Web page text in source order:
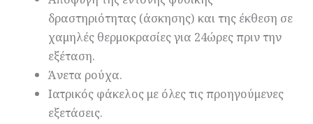
δραστηριότητας (άσκησης) και της έκθεση σε
χαμηλές θερμοκρασίες για 24ώρες πριν την
εξέταση.
Άνετα ρούχα.
Ιατρικός φάκελος με όλες τις προηγούμενες
εξετάσεις.